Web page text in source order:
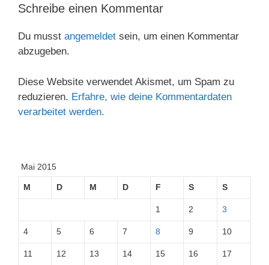
Schreibe einen Kommentar
Du musst angemeldet sein, um einen Kommentar
abzugeben.
Diese Website verwendet Akismet, um Spam zu
reduzieren. Erfahre, wie deine Kommentardaten
verarbeitet werden.
Mai 2015
M D M D F S S
1 2 3
4 5 6 7 8 9 10
11 12 13 14 15 16 17